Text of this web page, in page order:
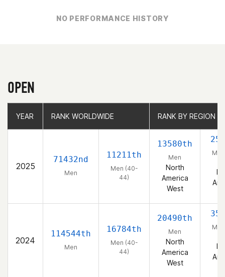
NO PERFORMANCE HISTORY
OPEN
YEAR RANK WORLDWIDE RANK BY REGION
2025
71432nd
Men
11211th
Men (40-
44)
13580th
Men
North
America
West
2024
114544th
Men
16784th
Men (40-
44)
20490th
Men
North
America
West
YEAR RANK WORLDWIDE RANK BY REGION